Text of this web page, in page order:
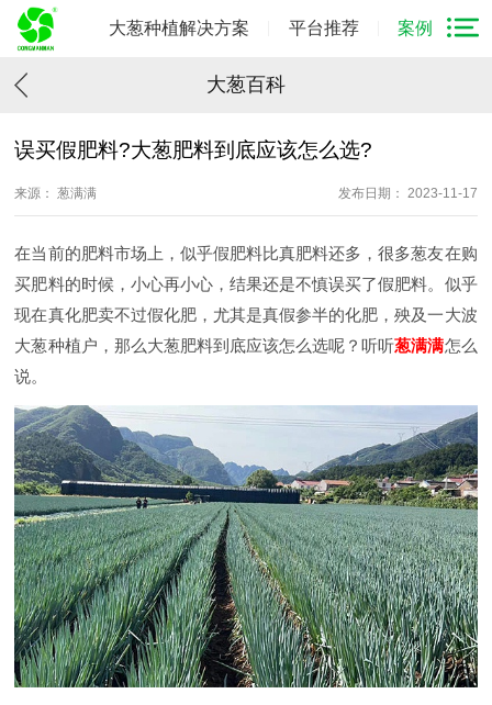
大葱种植解决方案 平台推荐 案例
大葱百科
误买假肥料?大葱肥料到底应该怎么选?
来源： 葱满满 发布日期： 2023-11-17
在当前的肥料市场上，似乎假肥料比真肥料还多，很多葱友在购
买肥料的时候，小心再小心，结果还是不慎误买了假肥料。似乎
现在真化肥卖不过假化肥，尤其是真假参半的化肥，殃及一大波
大葱种植户，那么大葱肥料到底应该怎么选呢？听听葱满满怎么
说。